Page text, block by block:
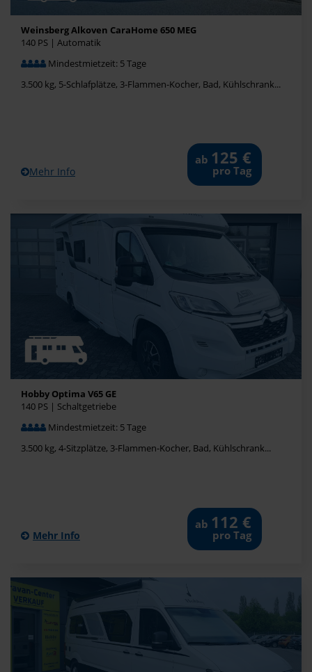
Weinsberg Alkoven CaraHome 650 MEG
140 PS | Automatik
Mindestmietzeit: 5 Tage
3.500 kg, 5-Schlafplätze, 3-Flammen-Kocher, Bad, Kühlschrank...
Mehr Info
ab 125 €
pro Tag
Hobby Optima V65 GE
140 PS | Schaltgetriebe
Mindestmietzeit: 5 Tage
3.500 kg, 4-Sitzplätze, 3-Flammen-Kocher, Bad, Kühlschrank...
Mehr Info
ab 112 €
pro Tag